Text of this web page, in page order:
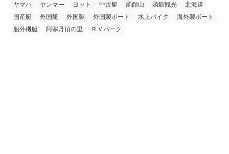
ヤマハ
ヤンマー ヨット 中古艇 函館山 函館観光
北海道
国産艇
外国艇 外国製 外国製ボート 水上バイク
海外製ボート
船外機艇
阿寒丹頂の里 ＲＶパーク